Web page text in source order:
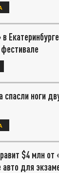
спасли ноги
$4 млн от
для